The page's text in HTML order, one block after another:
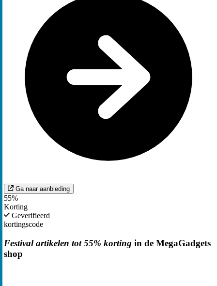
Ga naar aanbieding
55%
Korting
Geverifieerd
kortingscode
Festival artikelen tot 55% korting in de MegaGadgets
shop